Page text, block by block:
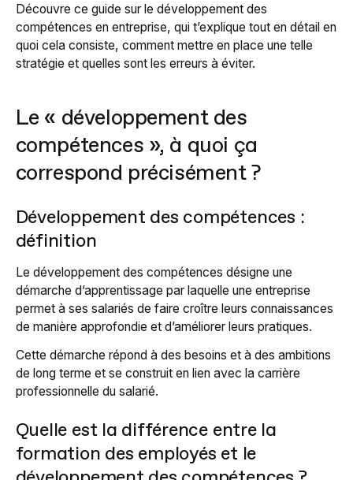
Découvre ce guide sur le développement des
compétences en entreprise, qui t’explique tout en détail en
quoi cela consiste, comment mettre en place une telle
stratégie et quelles sont les erreurs à éviter.
Le « développement des
compétences », à quoi ça
correspond précisément ?
Développement des compétences :
définition
Le développement des compétences désigne une
démarche d’apprentissage par laquelle une entreprise
permet à ses salariés de faire croître leurs connaissances
de manière approfondie et d’améliorer leurs pratiques.
Cette démarche répond à des besoins et à des ambitions
de long terme et se construit en lien avec la carrière
professionnelle du salarié.
Quelle est la différence entre la
formation des employés et le